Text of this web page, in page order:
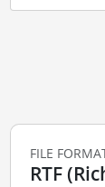
FILE
RTF